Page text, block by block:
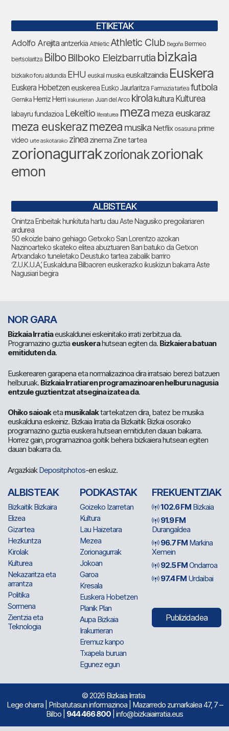
ETIKETAK
Adolfo Arejitaantzerkia Athletic Athletic Club Begoña Bermeo
bertsolaritza Bilbo Bilboko Eleizbarrutia bizkaia
bizkaiko foru aldundia EHU euskal musika euskaltzaindia Euskera
Euskera Hobetzeneuskerea Eusko Jaurlaritza Farmazia tartea futbola
Gernika Herriz Herri Irakurrieran Juan del Arco kirolakultura Kulturea
labayru fundazioa Lekeitio literaturea meza meza euskaraz
meza euskerazmezea musika Netflix osasuna prime
video urte askotarako zinea zinema Zine tartea
zorionagurrakzorionakzorionak
emon
ALBISTEAK
Onintza Enbeitak hunkituta hartu dau Aste Nagusiko pregoilariaren
ardurea
50 ekoizle baino gehiago Getxoko San Lorentzo azokan
Nazinoarteko skateko elitea abuztuaren 8an batuko da Getxon
Artxandako tuneletako Deustuko tartea zabalik barriro
‘Z.U.K.U.A.’, Euskalduna Bilbaoren euskerazko ikuskizun bakarra Aste
Nagusiari begira
NOR GARA
Bizkaia Irratiaeuskaldunei eskeinitako irrati zerbitzua da.
Programazino guztia euskerahutsean egiten da. Bizkaiera batuan
emitiduten da.
Euskerearen garapena eta normalizazinoa dira irratsaio berezi batzuen
helburuak. Bizkaia Irratiaren programazinoaren helburu nagusia
entzule guztientzat atsegina izatea da.
Ohiko saioaketa musikalaktartekatzen dira, batez be musika
euskalduna eskeiniz. Bizkaia Irratia da Bizkaitik Bizkai osorako
programazino guztia euskera hutsean emitiduten dauan bakarra.
Horrez gain, programazinoa goitik behera bizkaiera hutsean egiten
dauan bakarra da.
ArgazkiakDepositphotos-en eskuz.
ALBISTEAK
Bizkaitik Bizkaira
Elizea
Gizartea
Hezkuntza
Kirolak
Kulturea
Nekazaritza eta
arrantza
Politika
Sormena
Zientzia eta
Teknologia
PODKASTAK
Goizeko Izarretan
Kultura
Lau Haizetara
Mezea
Zorionagurrak
Jokoan
Garoa
Kresala
Euskera Hobetzen
Planik Plan
Aupa Bizkaia
Irakurrieran
Eremuz kanpo
Txapela buruan
Egunez egun
FREKUENTZIAK
102.6 FM Bizkaia
91.9 FM
Durangaldea
96.7 FM Markina
Xemein
92.5 FMOndarroa
97.4 FM Urdaibai
Publizidadea
© 2026 Bizkaia Irratia
Lege oharra| Pribatutasun informazinoa| Mazarredo zumarkalea 47, 7 –
Bilbo | 944 466 800 | info@bizkaiairratia.eus